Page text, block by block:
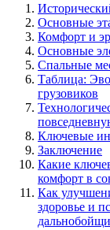
Основные
Комфорт и
Основные
Спальные
Таблица:
грузовиков
Ключевые
Заключение
Какие
комфорт в
Как
здоровье и